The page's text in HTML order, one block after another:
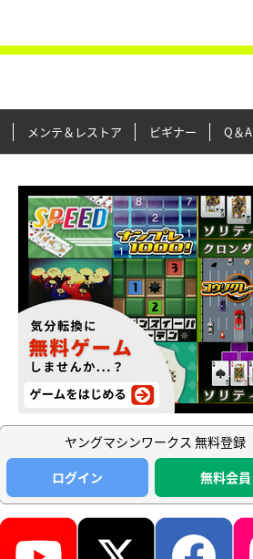
メンテ＆レストア ビギナー Q＆A
ヤングマシンワークス 無料登録
ログイン
無料会員